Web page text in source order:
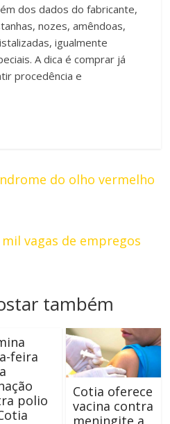
dos dados do fabricante,
nozes, amêndoas,
igualmente
A dica é comprar já
procedência e
do olho vermelho
vagas de empregos
também
feira
polio
Cotia oferece
vacina contra